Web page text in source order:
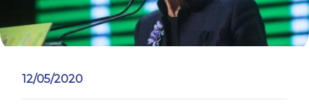
12/05/2020